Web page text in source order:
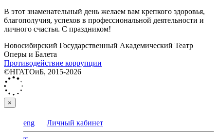
В этот знаменательный день желаем вам крепкого здоровья,
благополучия, успехов в профессиональной деятельности и
личного счастья. С праздником!
Новосибирский Государственный Академический Театр
Оперы и Балета
Противодействие коррупции
©НГАТОиБ, 2015-2026
×
eng Личный кабинет